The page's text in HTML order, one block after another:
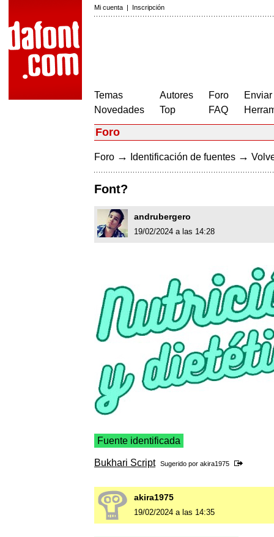
Mi cuenta | Inscripción
Temas
Novedades
Autores
Top
Foro
FAQ
Foro
Foro → Identificación de fuentes →
Font?
andrubergero
19/02/2024 a las 14:28
Fuente identificada
Bukhari Script Sugerido por akira1975
akira1975
19/02/2024 a las 14:35